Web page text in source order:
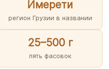
Имерети
регион Грузии в названии
25–500 г
пять фасовок